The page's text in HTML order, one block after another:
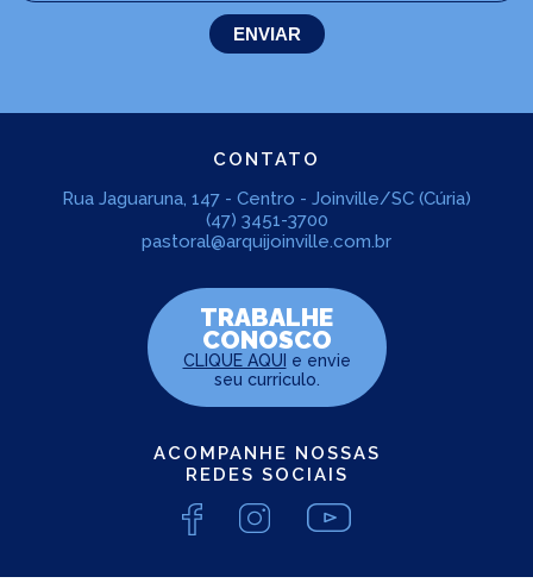
CONTATO
Rua Jaguaruna, 147 - Centro - Joinville/SC (Cúria)
(47) 3451-3700
pastoral@arquijoinville.com.br
TRABALHE
CONOSCO
CLIQUE AQUI e envie
seu curriculo.
ACOMPANHE NOSSAS
REDES SOCIAIS